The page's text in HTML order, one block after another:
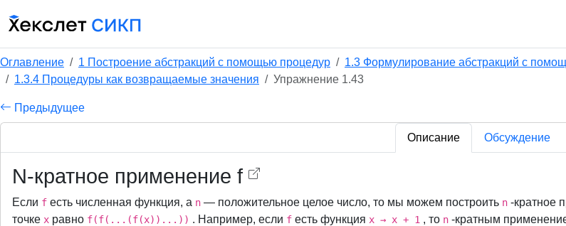
Оглавление 1 Построение абстракций с помощью процедур
1.3 Формулирование абстракций с
1.3.4 Процедуры как возвращаемые значения
Упражнение 1.43
Предыдущее
Описание Обсуждение
N-кратное применение f
Если f есть численная функция, а n — положительное целое число, то мы можем построить n -кратное
точке x равно f(f(...(f(x))...)) . Например, если f есть функция x → x + 1 , то n -кратным